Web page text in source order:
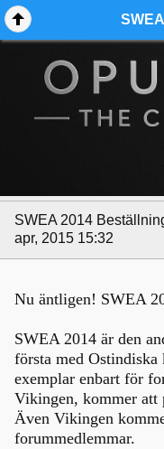
SWEA 2014
apr, 2015 15:32
Nu äntligen! SWEA
SWEA 2014 är den
första med Ostindiska
exemplar enbart för
Vikingen, kommer att
Även Vikingen
forummedlemmar.